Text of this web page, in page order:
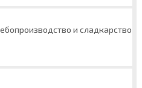
и сладкарство